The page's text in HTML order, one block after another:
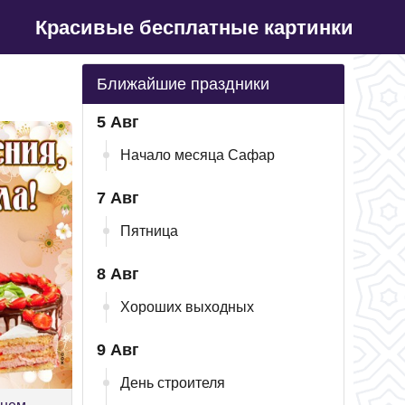
Красивые бесплатные картинки
Ближайшие праздники
5 Авг
Начало месяца Сафар
7 Авг
Пятница
8 Авг
Хороших выходных
9 Авг
День строителя